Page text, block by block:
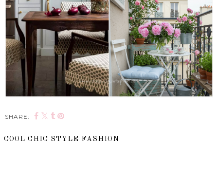
SHARE:
COOL CHIC STYLE FASHION